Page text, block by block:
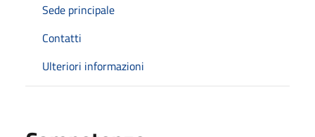
Sede principale
Contatti
Ulteriori informazioni